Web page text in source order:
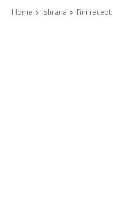
Home Ishrana Fini recepti